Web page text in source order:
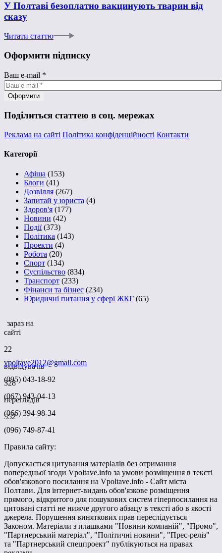
У Полтаві безоплатно вакцинують тварин від
сказу
Читати статтю
Оформити підписку
Ваш e-mail *
Поділиться статтею в соц. мережах
Реклама на сайті Політика конфіденційності Контакти
Категорії
Афіша (153)
Блоги (41)
Дозвілля (267)
Запитай у юриста (4)
Здоров'я (177)
Новини (42)
Події(373)
Політика (143)
Проекти (4)
Робота (20)
Спорт (134)
Суспільство (834)
Транспорт (233)
Фінанси та бізнес (234)
Юридичні питання у сфері ЖКГ (65)
зараз на
сайті
22
відвідувачів
328
переглядів
552
vpoltave2012@gmail.com
(095) 043-18-92
(067) 943-04-13
(066) 394-98-34
(096) 749-87-41
Правила сайту:
Допускається цитування матеріалів без отримання
попередньої згоди Vpoltave.info за умови розміщення в тексті
обов'язкового посилання на Vpoltave.info - Сайт міста
Полтави. Для інтернет-видань обов'язкове розміщення
прямого, відкритого для пошукових систем гіперпосилання на
цитовані статті не нижче другого абзацу в тексті або в якості
джерела. Порушення виняткових прав переслідується
Законом. Матеріали з плашками "Новини компаній", "Промо",
"Партнерський матеріал", "Політичні новини", "Прес-реліз"
та "Партнерський спецпроект" публікуються на правах